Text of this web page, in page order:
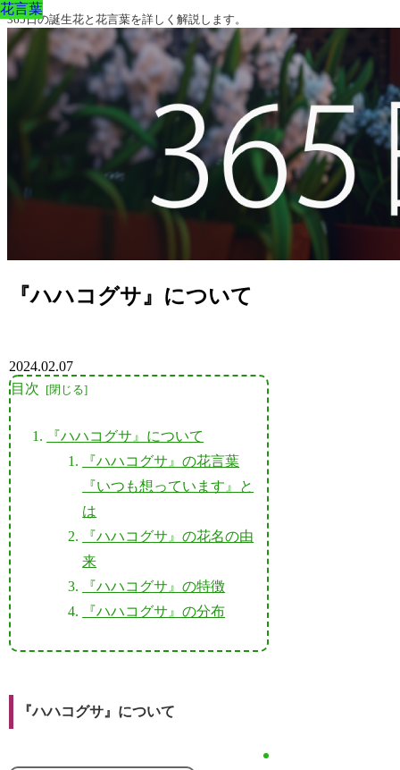
365日の誕生花と花言葉を詳しく解説します。
『ハハコグサ』について
花言葉
2024.02.07
目次
『ハハコグサ』について
『ハハコグサ』の花言葉
『いつも想っています』と
は
『ハハコグサ』の花名の由
来
『ハハコグサ』の特徴
『ハハコグサ』の分布
『ハハコグサ』について
花言葉
花言葉
花言葉
花言葉
花言葉
花言葉